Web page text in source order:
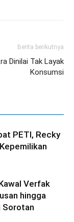
Berita berikutnya
Dinilai Tak Layak
Konsumsi
PETI, Recky
Verfak
hingga
Sorotan